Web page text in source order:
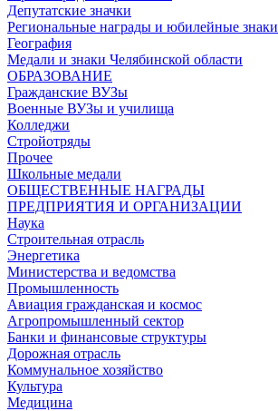
Депутатские значки
Региональные награды и юбилейные знаки
География
Медали и знаки Челябинской области
ОБРАЗОВАНИЕ
Гражданские ВУЗы
Военные ВУЗы и училища
Колледжи
Стройотряды
Прочее
Школьные медали
ОБЩЕСТВЕННЫЕ НАГРАДЫ
ПРЕДПРИЯТИЯ И ОРГАНИЗАЦИИ
Наука
Строительная отрасль
Энергетика
Министерства и ведомства
Промышленность
Авиация гражданская и космос
Агропромышленный сектор
Банки и финансовые структуры
Дорожная отрасль
Коммунальное хозяйство
Культура
Медицина